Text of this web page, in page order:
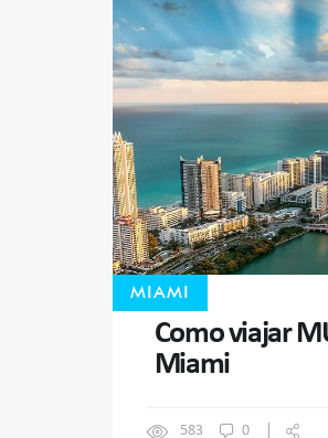
MIAMI
Como viajar
Miami
583 0